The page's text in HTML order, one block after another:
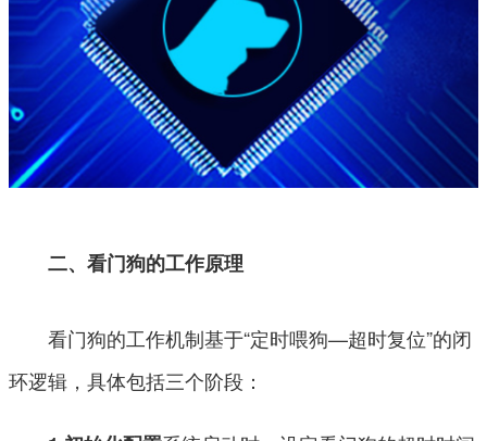
二、看门狗的工作原理
看门狗的工作机制基于“定时喂狗—超时复位”的闭
环逻辑，具体包括三个阶段：